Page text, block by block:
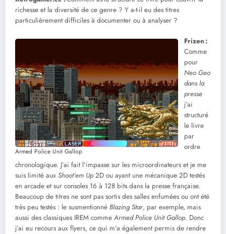
richesse et la diversité de ce genre ? Y a-t-il eu des titres
particulièrement difficiles à documenter ou à analyser ?
Armed Police Unit Gallop
Frizen :
Comme
pour
Neo Geo
dans la
presse
j’ai
structuré
le livre
par
ordre
chronologique. J’ai fait l’impasse sur les microordinateurs et je me
suis limité aux Shoot’em Up 2D ou ayant une mécanique 2D testés
en arcade et sur consoles 16 à 128 bits dans la presse française.
Beaucoup de titres ne sont pas sortis des salles enfumées ou ont été
très peu testés : le susmentionné Blazing Star, par exemple, mais
aussi des classiques IREM comme Armed Police Unit Gallop. Donc
j’ai eu recours aux flyers, ce qui m’a également permis de rendre